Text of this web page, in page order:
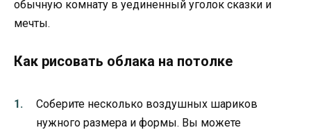
обычную комнату в уединенный уголок сказки и
мечты.
Как рисовать облака на потолке
Соберите несколько воздушных шариков
нужного размера и формы. Вы можете